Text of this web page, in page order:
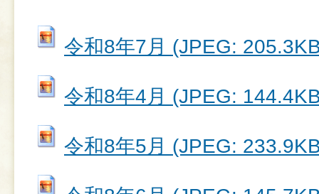
令和8年7月 (JPEG:
令和8年4月 (JPEG:
令和8年5月 (JPEG: